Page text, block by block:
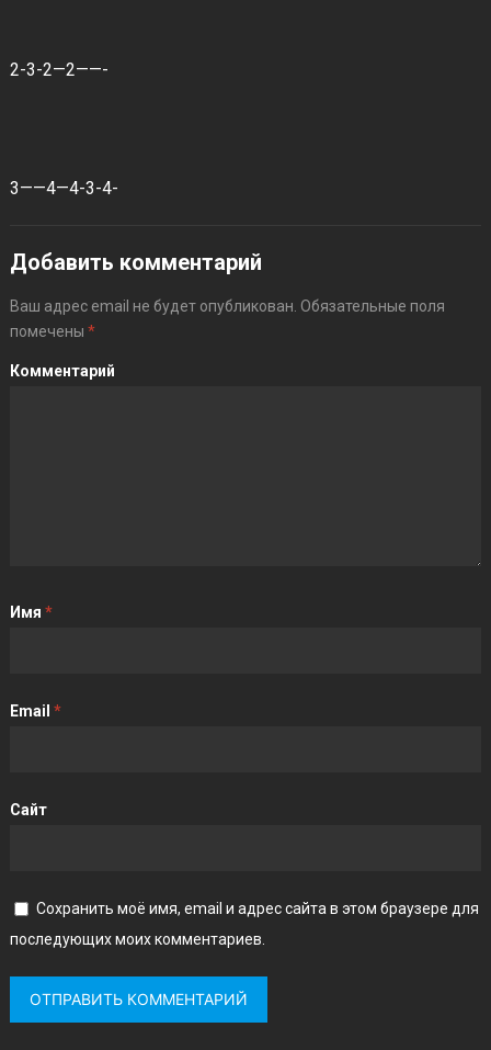
2-3-2—2——-
3——4—4-3-4-
Добавить комментарий
Ваш адрес email не будет опубликован. Обязательные поля
помечены *
Комментарий
Имя *
Email *
Сайт
Сохранить моё имя, email и адрес сайта в этом браузере для
последующих моих комментариев.